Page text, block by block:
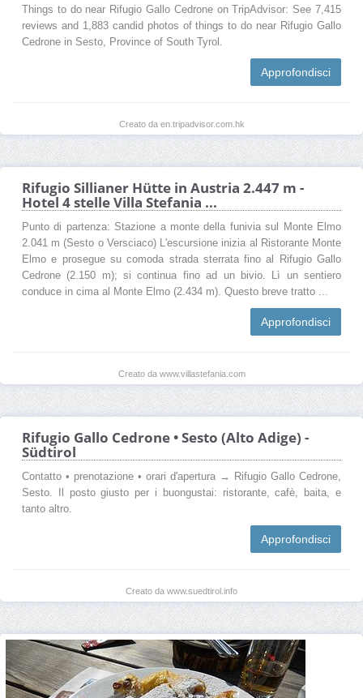
Things to do near Rifugio Gallo Cedrone on TripAdvisor: See 7,415
reviews and 1,883 candid photos of things to do near Rifugio Gallo
Cedrone in Sesto, Province of South Tyrol.
Approfondisci
Creato da en.tripadvisor.com.hk
Rifugio Sillianer Hütte in Austria 2.447 m -
Hotel 4 stelle Villa Stefania ...
Punto di partenza: Stazione a monte della funivia sul Monte Elmo
2.041 m (Sesto o Versciaco) L'escursione inizia al Ristorante Monte
Elmo e prosegue su comoda strada sterrata fino al Rifugio Gallo
Cedrone (2.150 m); si continua fino ad un bivio. Lì un sentiero
conduce in cima al Monte Elmo (2.434 m). Questo breve tratto ...
Approfondisci
Creato da www.villastefania.com
Rifugio Gallo Cedrone • Sesto (Alto Adige) -
Südtirol
Contatto • prenotazione • orari d'apertura → Rifugio Gallo Cedrone,
Sesto. Il posto giusto per i buongustai: ristorante, cafè, baita, e
tanto altro.
Approfondisci
Creato da www.suedtirol.info